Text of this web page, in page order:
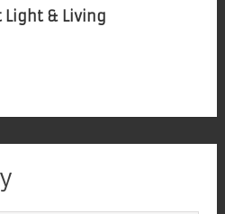
Light & Living